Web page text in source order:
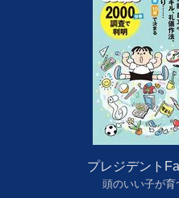
プレジデント
頭のいい子が